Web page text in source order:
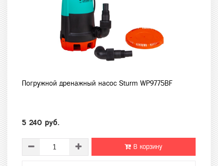
Погружной дренажный насос Sturm WP9775BF
5 240 руб.
В корзину